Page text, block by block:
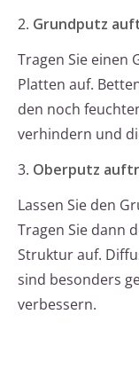
2. Grundputz
Tragen Sie einen
Platten auf.
den noch
verhindern und
3. Oberputz
Lassen Sie den
Tragen Sie dann
Struktur auf.
sind besonders
verbessern.